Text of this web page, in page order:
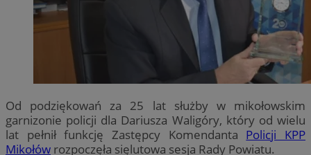
Od podziękowań za 25 lat służby w mikołowskim
garnizonie policji dla Dariusza Waligóry, który od wielu
lat pełnił funkcję Zastępcy Komendanta Policji KPP
Mikołów rozpoczęła sięlutowa sesja Rady Powiatu.